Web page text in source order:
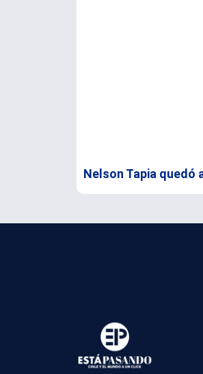
Nelson Tapia